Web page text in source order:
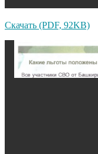
Скачать (PDF, 92KB)